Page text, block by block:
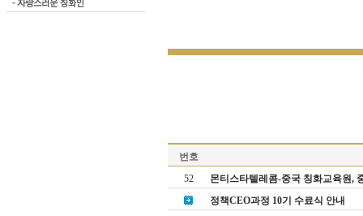
번호
52
몬티스타텔레콤­-중국 칭화교육원,
정책CEO과정 10기 수료식 안내